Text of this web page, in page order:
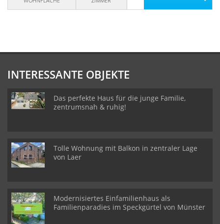
INTERESSANTE OBJEKTE
Das perfekte Haus für die junge Familie,
zentrumsnah & ruhig!
Tolle Wohnung mit Balkon in zentraler Lage
von Laer
Modernisiertes Einfamilienhaus als
Familienparadies im Speckgürtel von Münster